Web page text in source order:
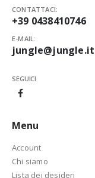
CONTATTACI:
+39 0438410746
E-MAIL:
jungle@jungle.it
SEGUICI
Menu
Account
Chi siamo
Lista dei desideri